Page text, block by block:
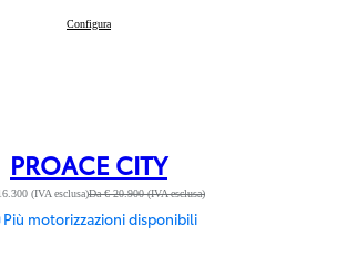
PROACE CITY VERSO
Configura
PROACE CITY
(IVA esclusa)Da € 20.900 (IVA esclusa)
Più motorizzazioni disponibili